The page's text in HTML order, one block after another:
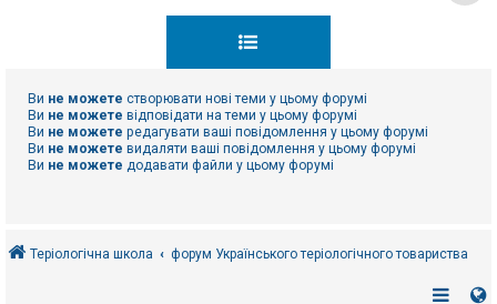
Ви не можете створювати нові теми у цьому форумі
Ви не можете відповідати на теми у цьому форумі
Ви не можете редагувати ваші повідомлення у цьому форумі
Ви не можете видаляти ваші повідомлення у цьому форумі
Ви не можете додавати файли у цьому форумі
Теріологічна школа форум Українського теріологічного товариства